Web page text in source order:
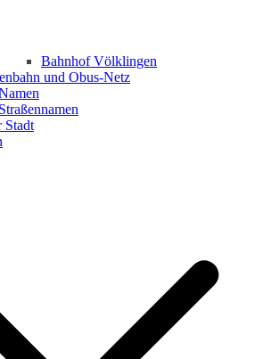
Bahnhof Völklingen
und Obus-Netz
Stadt